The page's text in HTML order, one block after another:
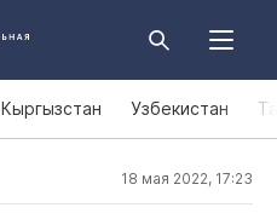
Кыргызстан Узбекистан
18 мая 2022, 17:23